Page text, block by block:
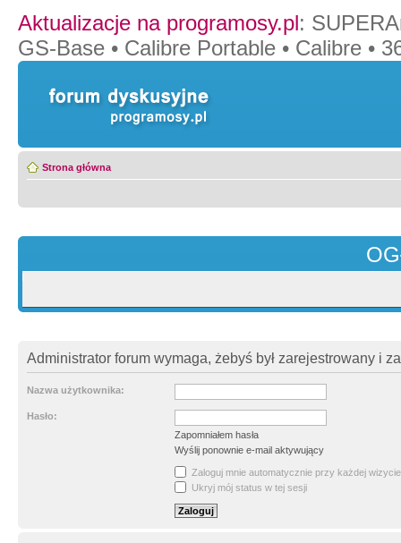
Aktualizacje na programosy.pl:
GS-Base • Calibre Portable • Calibre •
Strona główna
Administrator forum wymaga, żebyś był zarejestrowany i
Nazwa użytkownika:
Hasło:
Zapomniałem hasła
Wyślij ponownie e-mail aktywujący
Zaloguj mnie automatycznie przy każdej wizycie
Ukryj mój status w tej sesji